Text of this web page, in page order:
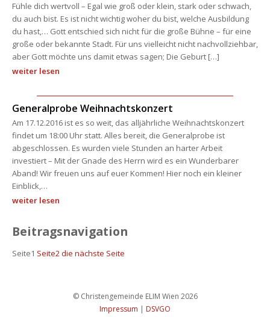
Fühle dich wertvoll – Egal wie groß oder klein, stark oder schwach,
du auch bist. Es ist nicht wichtig woher du bist, welche Ausbildung
du hast,… Gott entschied sich nicht für die große Bühne – für eine
große oder bekannte Stadt. Für uns vielleicht nicht nachvollziehbar,
aber Gott möchte uns damit etwas sagen; Die Geburt […]
weiter lesen
Generalprobe Weihnachtskonzert
Am 17.12.2016 ist es so weit, das alljährliche Weihnachtskonzert
findet um 18:00 Uhr statt. Alles bereit, die Generalprobe ist
abgeschlossen. Es wurden viele Stunden an harter Arbeit
investiert – Mit der Gnade des Herrn wird es ein Wunderbarer
Aband! Wir freuen uns auf euer Kommen! Hier noch ein kleiner
Einblick,…
weiter lesen
Beitragsnavigation
Seite1 Seite2die nächste Seite
© Christengemeinde ELIM Wien 2026
Impressum | DSVGO